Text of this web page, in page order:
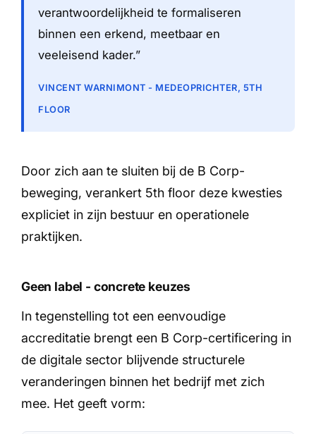
verantwoordelijkheid te formaliseren
binnen een erkend, meetbaar en
veeleisend kader.”
VINCENT WARNIMONT - MEDEOPRICHTER, 5TH
FLOOR
Door zich aan te sluiten bij de B Corp-
beweging, verankert 5th floor deze kwesties
expliciet in zijn bestuur en operationele
praktijken.
Geen label - concrete keuzes
In tegenstelling tot een eenvoudige
accreditatie brengt een B Corp-certificering in
de digitale sector blijvende structurele
veranderingen binnen het bedrijf met zich
mee. Het geeft vorm: